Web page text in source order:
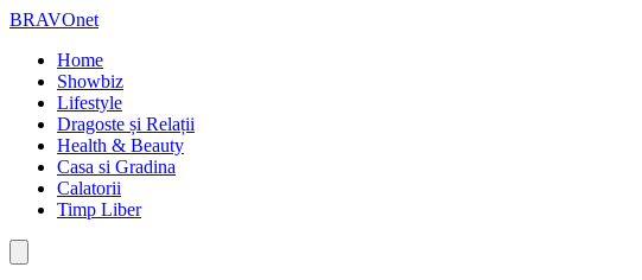
BRAVOnet
Home
Showbiz
Lifestyle
Dragoste și Relații
Health & Beauty
Casa si Gradina
Calatorii
Timp Liber